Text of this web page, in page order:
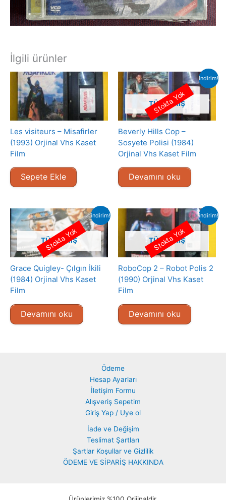
İlgili ürünler
Les visiteurs – Misafirler
(1993) Orjinal Vhs Kaset
Film
Sepete Ekle
indirim!
TÜKENMIŞ
Beverly Hills Cop –
Sosyete Polisi (1984)
Orjinal Vhs Kaset Film
Devamını oku
Stokta Yok
indirim!
TÜKENMIŞ
Grace Quigley- Çılgın İkili
(1984) Orjinal Vhs Kaset
Film
Devamını oku
Stokta Yok
indirim!
TÜKENMIŞ
RoboCop 2 – Robot Polis 2
(1990) Orjinal Vhs Kaset
Film
Devamını oku
Stokta Yok
Ödeme
Hesap Ayarları
İletişim Formu
Alışveriş Sepetim
Giriş Yap / Uye ol
İade ve Değişim
Teslimat Şartları
Şartlar Koşullar ve Gizlilik
ÖDEME VE SİPARİŞ HAKKINDA